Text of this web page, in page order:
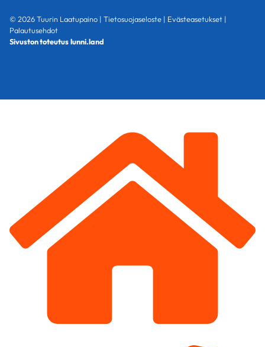
© 2026 Tuurin Laatupaino | Tietosuojaseloste | Evästeasetukset |
Palautusehdot
Sivuston toteutuslunni.land